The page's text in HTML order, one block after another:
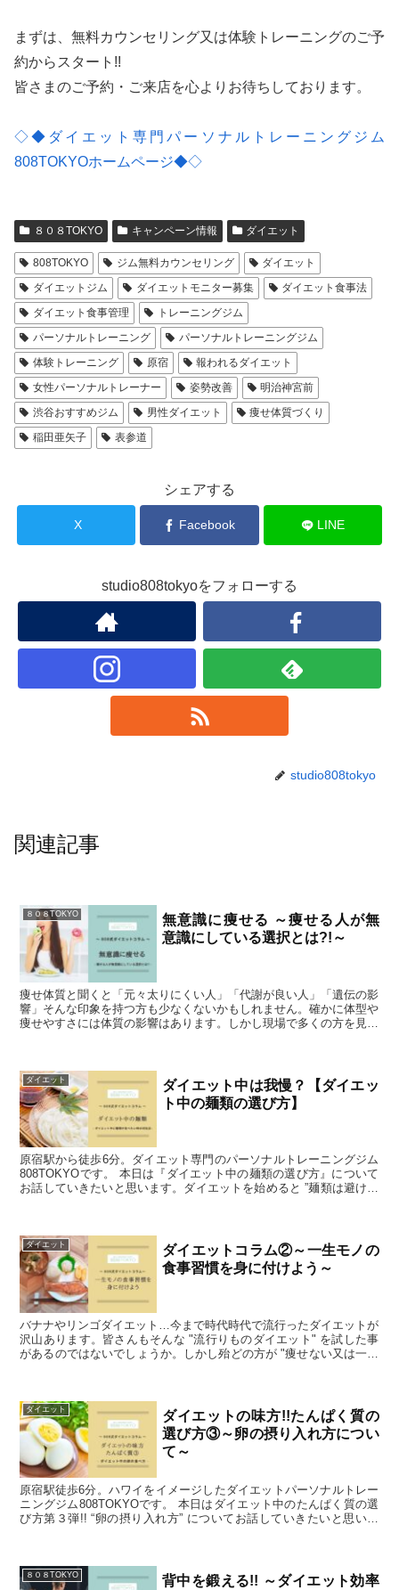
まずは、無料カウンセリング又は体験トレーニングのご予
約からスタート!!
皆さまのご予約・ご来店を心よりお待ちしております。
◇◆ダイエット専門パーソナルトレーニングジム
808TOKYOホームページ◆◇
８０８TOKYO キャンペーン情報 ダイエット
808TOKYO ジム無料カウンセリング
ダイエット
ダイエットジム
ダイエットモニター募集
ダイエット食事法
ダイエット食事管理
トレーニングジム
パーソナルトレーニング
パーソナルトレーニングジム
体験トレーニング
原宿
報われるダイエット
女性パーソナルトレーナー
姿勢改善
明治神宮前
渋谷おすすめジム
男性ダイエット
痩せ体質づくり
稲田亜矢子
表参道
シェアする
X Facebook LINE
studio808tokyoをフォローする
studio808tokyo
関連記事
８０８TOKYO
無意識に痩せる ～痩せる人が無
意識にしている選択とは?!～
痩せ体質と聞くと「元々太りにくい人」「代謝が良い人」「遺伝の影
響」そんな印象を持つ方も少なくないかもしれません。確かに体型や
痩せやすさには体質の影響はあります。しかし現場で多くの方を見て
ダイエット
ダイエット中は我慢？【ダイエッ
ト中の麺類の選び方】
原宿駅から徒歩6分。ダイエット専門のパーソナルトレーニングジム
808TOKYOです。 本日は『ダイエット中の麺類の選び方』について
お話していきたいと思います。ダイエットを始めると ”麺類は避けた
ダイエット
ダイエットコラム②～一生モノの
食事習慣を身に付けよう～
バナナやリンゴダイエット…今まで時代時代で流行ったダイエットが
沢山あります。皆さんもそんな "流行りものダイエット" を試した事
があるのではないでしょうか。しかし殆どの方が "痩せない又は一時
ダイエット
ダイエットの味方!!たんぱく質の
選び方③～卵の摂り入れ方につい
て～
原宿駅徒歩6分。ハワイをイメージしたダイエットパーソナルトレー
ニングジム808TOKYOです。 本日はダイエット中のたんぱく質の選
び方第３弾!! “卵の摂り入れ方” についてお話していきたいと思いま
８０８TOKYO
背中を鍛える!! ～ダイエット効率